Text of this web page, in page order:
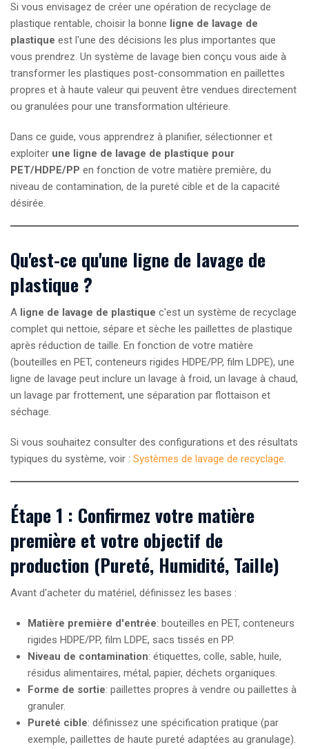
Si vous envisagez de créer une opération de recyclage de
plastique rentable, choisir la bonne ligne de lavage de
plastique est l'une des décisions les plus importantes que
vous prendrez. Un système de lavage bien conçu vous aide à
transformer les plastiques post-consommation en paillettes
propres et à haute valeur qui peuvent être vendues directement
ou granulées pour une transformation ultérieure.
Dans ce guide, vous apprendrez à planifier, sélectionner et
exploiter une ligne de lavage de plastique pour
PET/HDPE/PP en fonction de votre matière première, du
niveau de contamination, de la pureté cible et de la capacité
désirée.
Qu'est-ce qu'une ligne de lavage de
plastique ?
A ligne de lavage de plastique c'est un système de recyclage
complet qui nettoie, sépare et sèche les paillettes de plastique
après réduction de taille. En fonction de votre matière
(bouteilles en PET, conteneurs rigides HDPE/PP, film LDPE), une
ligne de lavage peut inclure un lavage à froid, un lavage à chaud,
un lavage par frottement, une séparation par flottaison et
séchage.
Si vous souhaitez consulter des configurations et des résultats
typiques du système, voir : Systèmes de lavage de recyclage.
Étape 1 : Confirmez votre matière
première et votre objectif de
production (Pureté, Humidité, Taille)
Avant d'acheter du matériel, définissez les bases :
Matière première d'entrée: bouteilles en PET, conteneurs
rigides HDPE/PP, film LDPE, sacs tissés en PP.
Niveau de contamination: étiquettes, colle, sable, huile,
résidus alimentaires, métal, papier, déchets organiques.
Forme de sortie: paillettes propres à vendre ou paillettes à
granuler.
Pureté cible: définissez une spécification pratique (par
exemple, paillettes de haute pureté adaptées au granulage).